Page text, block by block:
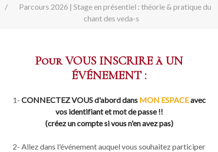
Parcours 2026 | Stage en présentiel : théorie & pratique du
chant des veda-s
Pour VOUS INSCRIRE à UN
ÉVÉNEMENT :
1- CONNECTEZ VOUS d'abord dans MON ESPACEavec
vos identifiant et mot de passe !!
(créez un compte si vous n'en avez pas)
2- Allez dans l'événement auquel vous souhaitez participer